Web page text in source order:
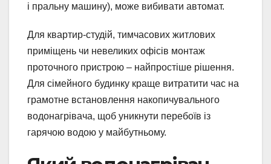
і пральну машину), може вибивати автомат.
Для квартир-студій, тимчасових житлових
приміщень чи невеликих офісів монтаж
проточного пристрою – найпростіше рішення.
Для сімейного будинку краще витратити час на
грамотне встановлення накопичувального
водонагрівача, щоб уникнути перебоїв із
гарячою водою у майбутньому.